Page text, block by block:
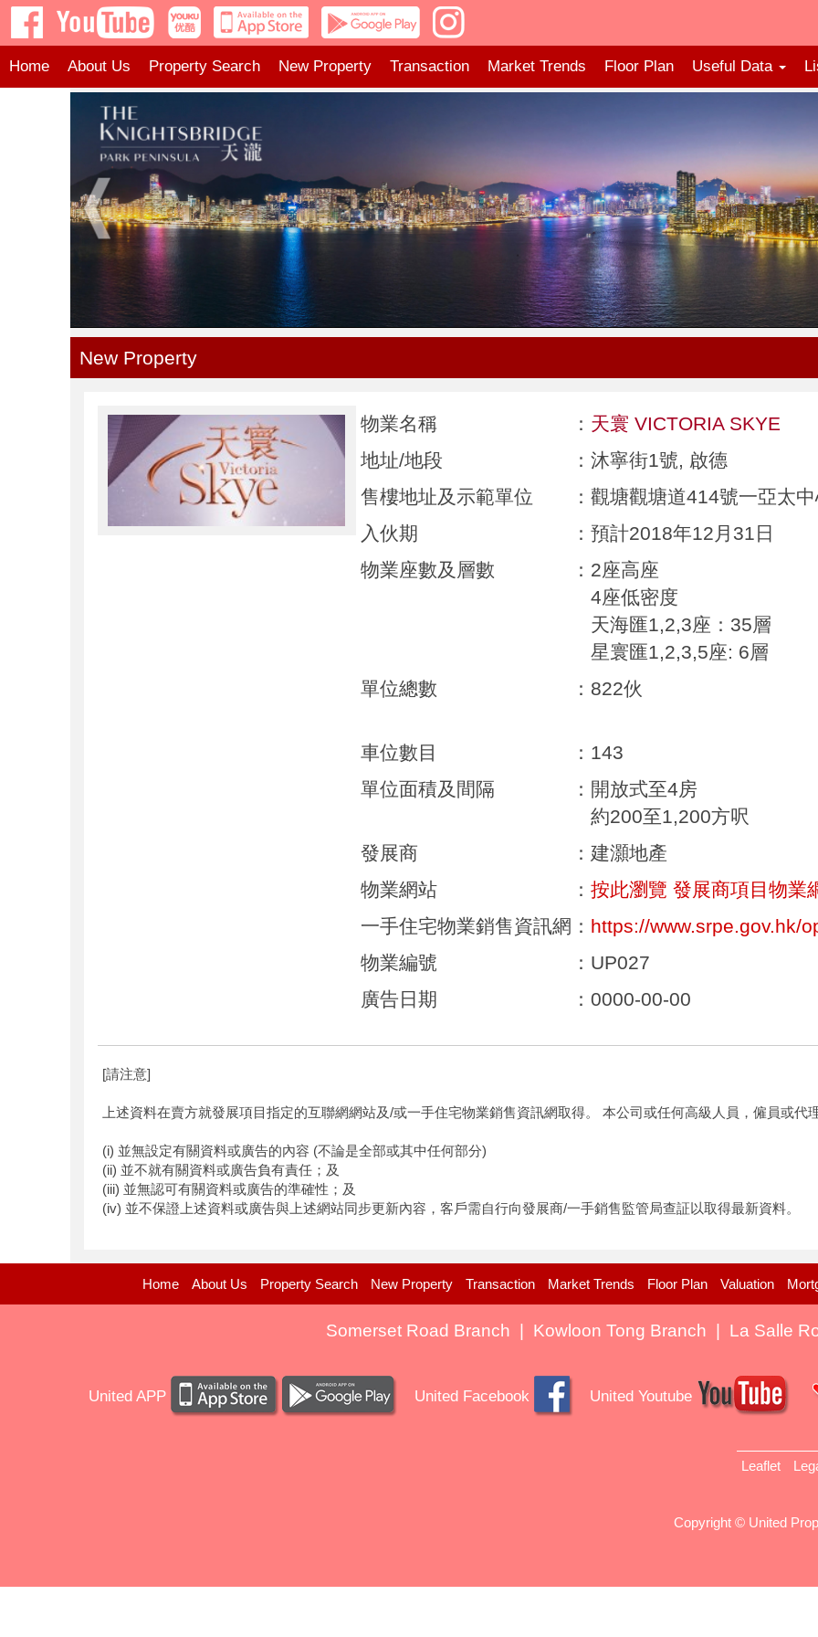
Home About Us Property Search New Property Transaction Market Trends Floor Plan Useful Data
New Property
物業名稱 ： 天寰 VICTORIA SKYE
地址/地段
： 沐寧街1號, 啟德
售樓地址及示範單位
： 觀塘觀塘道414號一亞太
入伙期
： 預計2018年12月31日
物業座數及層數
： 2座高座
4座低密度
天海匯1,2,3座：35層
星寰匯1,2,3,5座: 6層
單位總數
： 822伙
車位數目 ： 143
單位面積及間隔
： 開放式至4房
約200至1,200方呎
發展商
： 建灝地產
物業網站
： 按此瀏覽 發展商項目物業
一手住宅物業銷售資訊網 ： https://www.srpe.gov.hk/
物業編號
： UP027
廣告日期
： 0000-00-00
[請注意]
上述資料在賣方就發展項目指定的互聯網網站及/或一手住宅物業銷售資訊網取得。 本公司或任何高級人員，僱員或代
(i) 並無設定有關資料或廣告的內容 (不論是全部或其中任何部分)
(ii) 並不就有關資料或廣告負有責任；及
(iii) 並無認可有關資料或廣告的準確性；及
(iv) 並不保證上述資料或廣告與上述網站同步更新內容，客戶需自行向發展商/一手銷售監管局查証以取得最新資料。
Home About Us Property Search New Property Transaction Market Trends Floor Plan Valuation
Somerset Road Branch | Kowloon Tong Branch | La Salle
United APP United Facebook United Youtube
Leaflet
Copyright © United